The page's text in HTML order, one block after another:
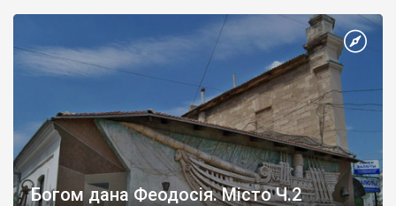
Богом дана Феодосія. Місто Ч.2